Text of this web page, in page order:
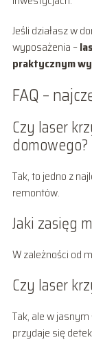
Jeśli działasz w
wyposażenia –
praktycznym
FAQ –
Czy laser
domowego?
Tak, to jedno z
remontów.
Jaki zasięg
W zależności od
Czy laser
Tak, ale w
przydaje się